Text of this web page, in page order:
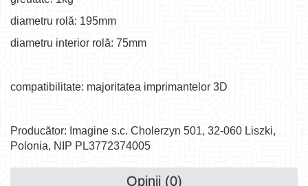
diametru rolă: 195mm
diametru interior rolă: 75mm
compatibilitate: majoritatea imprimantelor 3D
Producător: Imagine s.c. Cholerzyn 501, 32-060 Liszki,
Polonia, NIP PL3772374005
Opinii (0)